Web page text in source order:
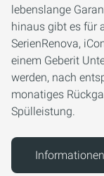
lebenslange
hinaus gibt es für
SerienRenova,
einem Geberit
werden, nach
monatiges
Spülleistung.